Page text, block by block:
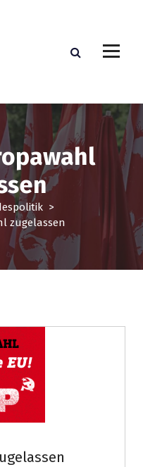
>
zugelassen